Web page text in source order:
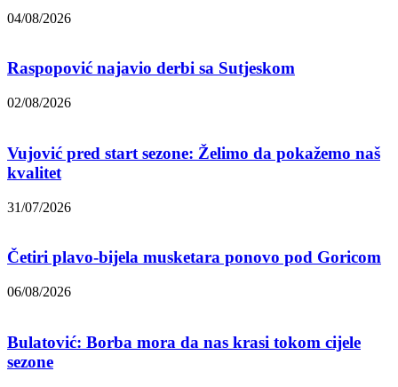
04/08/2026
Raspopović najavio derbi sa Sutjeskom
02/08/2026
Vujović pred start sezone: Želimo da pokažemo naš
kvalitet
31/07/2026
Četiri plavo-bijela musketara ponovo pod Goricom
06/08/2026
Bulatović: Borba mora da nas krasi tokom cijele
sezone